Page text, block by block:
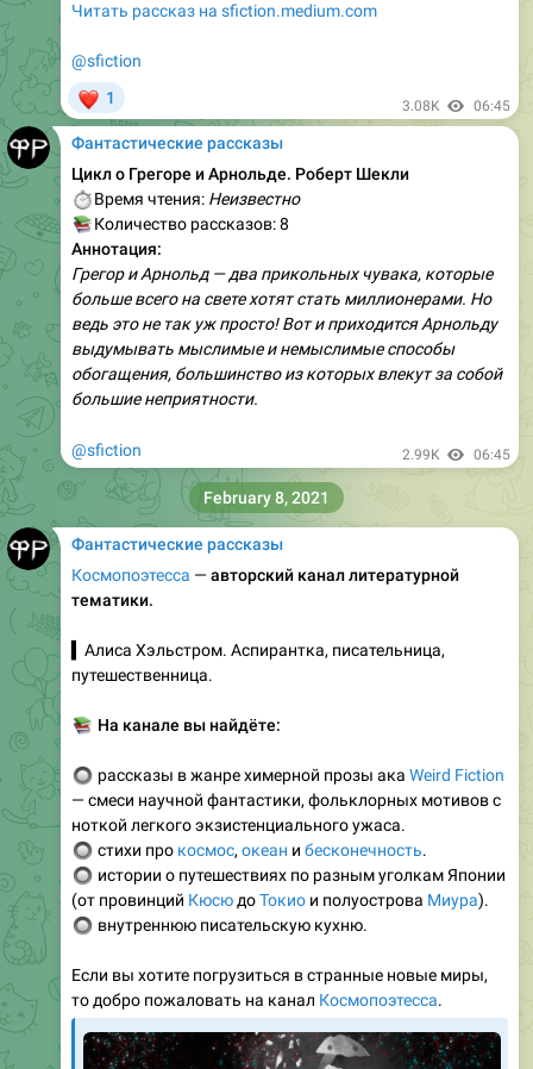
Читать рассказ на sfiction.medium.com
@sfiction
1 3.08K 06:45
Фантастические рассказы
Цикл о Грегоре и Арнольде. Роберт Шекли
Время чтения: Неизвестно
Количество рассказов: 8
Аннотация:
Грегор и Арнольд — два прикольных чувака, которые
больше всего на свете хотят стать миллионерами. Но
ведь это не так уж просто! Вот и приходится Арнольду
выдумывать мыслимые и немыслимые способы
обогащения, большинство из которых влекут за собой
большие неприятности.
@sfiction 2.99K 06:45
Фантастические рассказы
Космопоэтесса — авторский канал литературной
тематики.
▍Алиса Хэльстром. Аспирантка, писательница,
путешественница.
На канале вы найдёте:
рассказы в жанре химерной прозы ака Weird Fiction
— смеси научной фантастики, фольклорных мотивов с
ноткой легкого экзистенциального ужаса.
стихи про космос, океан и бесконечность.
истории о путешествиях по разным уголкам Японии
(от провинций Кюсю доТокио и полуострова Миура).
внутреннюю писательскую кухню.
Если вы хотите погрузиться в странные новые миры,
то добро пожаловать на канал Космопоэтесса.
February 8, 2021